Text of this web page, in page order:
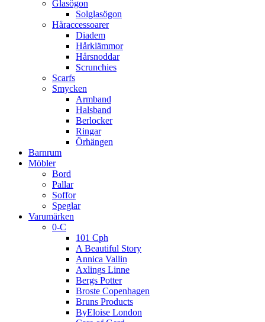
Glasögon
Solglasögon
Håraccessoarer
Diadem
Hårklämmor
Hårsnoddar
Scrunchies
Scarfs
Smycken
Armband
Halsband
Berlocker
Ringar
Örhängen
Barnrum
Möbler
Bord
Pallar
Soffor
Speglar
Varumärken
0-C
101 Cph
A Beautiful Story
Annica Vallin
Axlings Linne
Bergs Potter
Broste Copenhagen
Bruns Products
ByEloise London